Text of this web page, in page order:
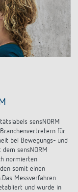
sensNORM
für
bei Bewegungs- und
sensNORM
normierten
somit einen
Messverfahren
und wurde in